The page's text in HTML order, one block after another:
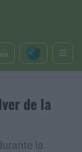
de la
la